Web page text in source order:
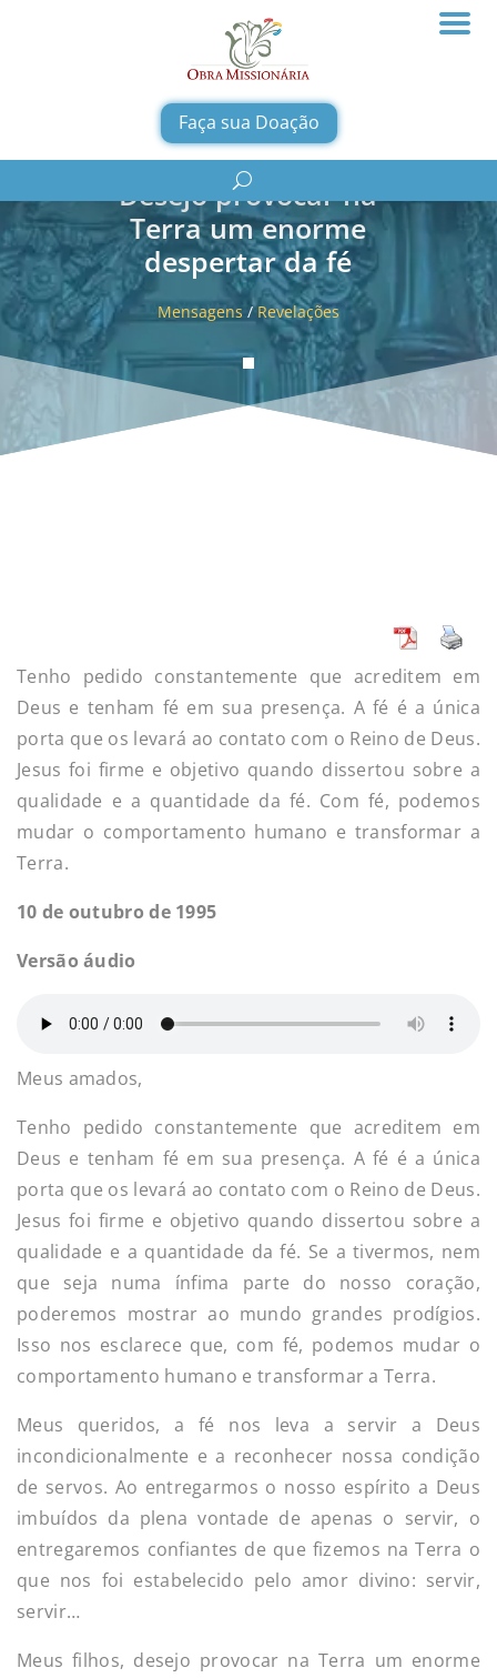
Faça sua Doação
Desejo provocar na
Terra um enorme
despertar da fé
Mensagens /Revelações
Tenho pedido constantemente que acreditem em
Deus e tenham fé em sua presença. A fé é a única
porta que os levará ao contato com o Reino de Deus.
Jesus foi firme e objetivo quando dissertou sobre a
qualidade e a quantidade da fé. Com fé, podemos
mudar o comportamento humano e transformar a
Terra.
10 de outubro de 1995
Versão áudio
Meus amados,
Tenho pedido constantemente que acreditem em
Deus e tenham fé em sua presença. A fé é a única
porta que os levará ao contato com o Reino de Deus.
Jesus foi firme e objetivo quando dissertou sobre a
qualidade e a quantidade da fé. Se a tivermos, nem
que seja numa ínfima parte do nosso coração,
poderemos mostrar ao mundo grandes prodígios.
Isso nos esclarece que, com fé, podemos mudar o
comportamento humano e transformar a Terra.
Meus queridos, a fé nos leva a servir a Deus
incondicionalmente e a reconhecer nossa condição
de servos. Ao entregarmos o nosso espírito a Deus
imbuídos da plena vontade de apenas o servir, o
entregaremos confiantes de que fizemos na Terra o
que nos foi estabelecido pelo amor divino: servir,
servir…
Meus filhos, desejo provocar na Terra um enorme